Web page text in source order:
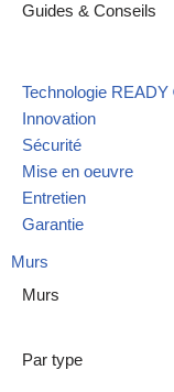
Guides & Conseils
Technologie
Innovation
Sécurité
Mise en oeuvre
Entretien
Garantie
Murs
Murs
Par type